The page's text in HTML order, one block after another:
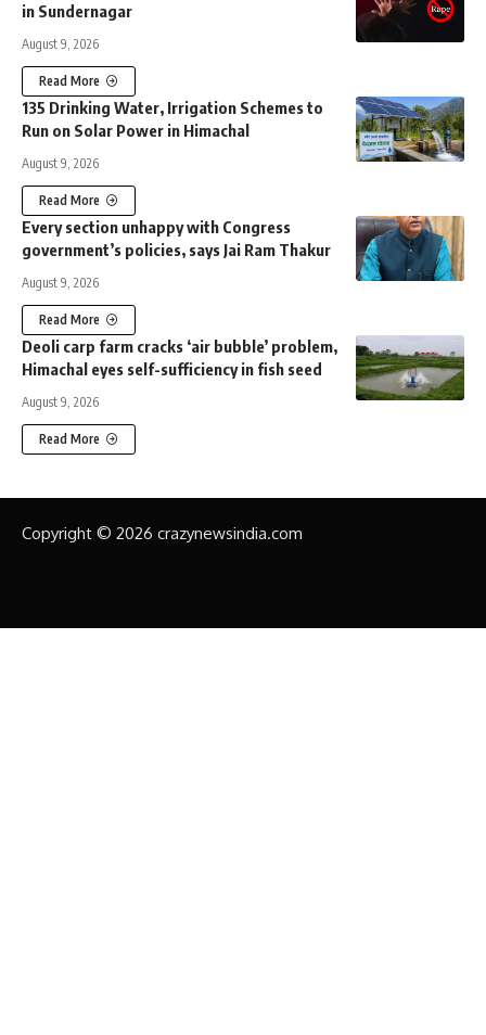
in Sundernagar
August 9, 2026
Read More
135 Drinking Water, Irrigation Schemes to
Run on Solar Power in Himachal
August 9, 2026
Read More
Every section unhappy with Congress
government’s policies, says Jai Ram Thakur
August 9, 2026
Read More
Deoli carp farm cracks ‘air bubble’ problem,
Himachal eyes self-sufficiency in fish seed
August 9, 2026
Read More
Copyright © 2026 crazynewsindia.com